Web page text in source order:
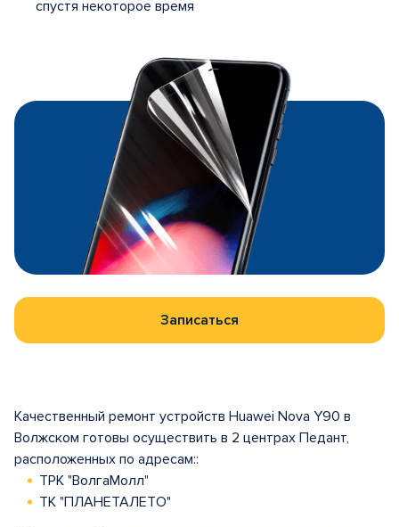
спустя некоторое время
Записаться
Качественный ремонт устройств Huawei Nova Y90 в
Волжском готовы осуществить в 2 центрах Педант,
расположенных по адресам::
ТРК "ВолгаМолл"
ТК "ПЛАНЕТАЛЕТО"